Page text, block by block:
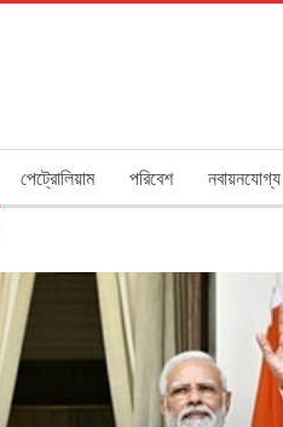
পেট্রোলিয়াম পরিবেশ